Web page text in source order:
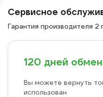
Сервисное
Гарантия производителя 2
120 дней
Вы можете вернуть
использован